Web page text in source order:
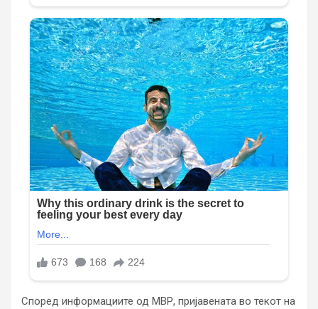
Според информациите од МВР, пријавената во текот на